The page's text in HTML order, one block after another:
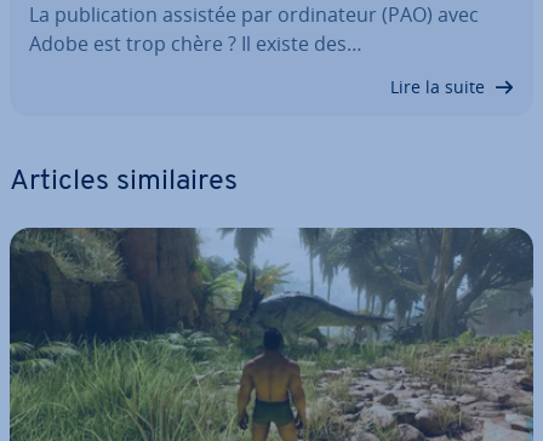
La pu­bli­ca­tion assistée par or­di­na­teur (PAO) avec
Adobe est trop chère ? Il existe des…
Lire la suite
Articles si­mi­laires